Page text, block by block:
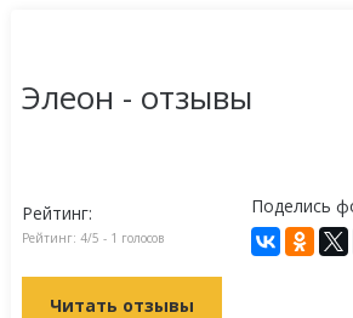
Элеон - отзывы
Рейтинг:
Рейтинг: 4/5 - 1 голосов
Поделись
Читать отзывы